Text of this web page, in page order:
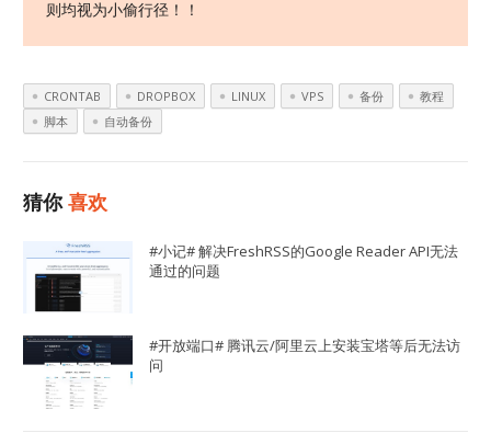
则均视为小偷行径！！
CRONTAB DROPBOX LINUX VPS 备份
教程
脚本
自动备份
猜你喜欢
#小记# 解决FreshRSS的Google Reader API无法
通过的问题
#开放端口# 腾讯云/阿里云上安装宝塔等后无法访
问